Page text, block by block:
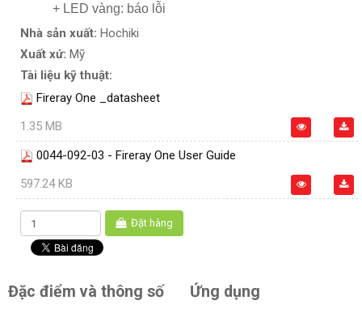
+ LED vàng: báo lỗi
Nhà sản xuất: Hochiki
Xuất xứ: Mỹ
Tài liệu kỹ thuật:
Fireray One _datasheet
1.35 MB
0044-092-03 - Fireray One User Guide
597.24 KB
Đặt hàng
Đặc điểm và thông số Ứng dụng